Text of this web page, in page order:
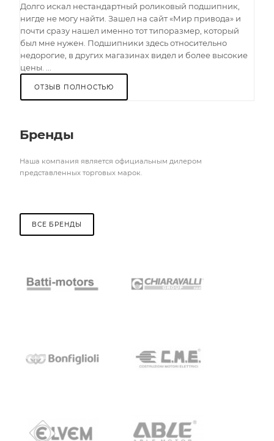
Долго искал нестандартный роликовый подшипник,
нигде не могу найти. Зашел на сайт «Мир привода» и
почти сразу нашел именно тот типоразмер, который
был мне нужен. Подшипники здесь относительно
недорогие, в других магазинах видел и более высокие
цены. ...
ОТЗЫВ ПОЛНОСТЬЮ
Бренды
Наша компания является официальным дилером
представленных торговых марок.
ВСЕ БРЕНДЫ